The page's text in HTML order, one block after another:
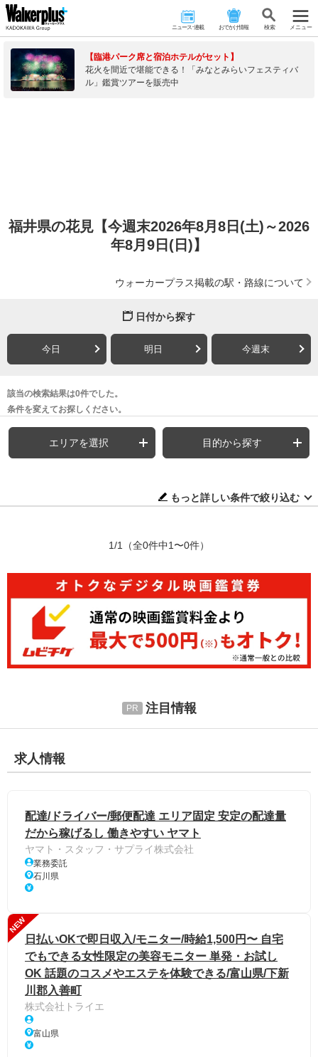
ニュース･連載 おでかけ情報 検 索 メニュー
【臨港パーク席と宿泊ホテルがセット】
花火を間近で堪能できる！「みなとみらいフェスティバ
ル」鑑賞ツアーを販売中
福井県の花見【今週末2026年8月8日(土)～2026
年8月9日(日)】
ウォーカープラス掲載の駅・路線について
日付から探す
今日 明日 今週末
該当の検索結果は0件でした。
条件を変えてお探しください。
エリアを選択 目的から探す
もっと詳しい条件で絞り込む
1/1 （全0件中1〜0件）
注目情報
求人情報
配達/ドライバー/郵便配達 エリア固定 安定の配達量
だから稼げるし 働きやすい ヤマト
ヤマト・スタッフ・サプライ株式会社
業務委託
石川県
NEW
日払いOKで即日収入/モニター/時給1,500円〜 自宅
でもできる女性限定の美容モニター 単発・お試し
OK 話題のコスメやエステを体験できる/富山県/下新
川郡入善町
株式会社トライエ
富山県